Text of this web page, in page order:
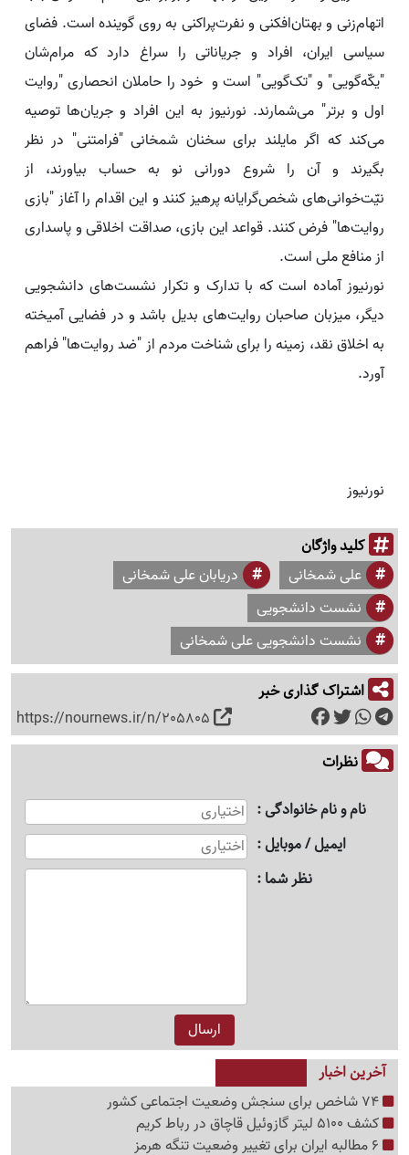
اتهام‌زنی و بهتان‌افکنی و نفرت‌پراکنی به روی گوینده است. فضای
سیاسی ایران، افراد و جریاناتی را سراغ دارد که مرام‌شان
"یکّه‌گویی" و "تک‌گویی" است و خود را حاملان انحصاری "روایت
اول و برتر" می‌شمارند. نورنیوز به این افراد و جریان‌ها توصیه
می‌کند که اگر مایلند برای سخنان شمخانی "فرامتنی" در نظر
بگیرند و آن را شروع دورانی نو به حساب بیاورند، از
نیّت‌‌خوانی‌های شخص‌گرایانه پرهیز کنند و این اقدام را آغاز "بازی
روایت‌ها" فرض کنند. قواعد این بازی، صداقت اخلاقی و پاسداری
از منافع ملی است.
نورنیوز آماده است که با تدارک و تکرار نشست‌های دانشجویی
دیگر، میزبان صاحبان روایت‌های بدیل باشد و در فضایی آمیخته
به اخلاق نقد، زمینه را برای شناخت مردم از "ضد روایت‌ها" فراهم
آورد.
نورنیوز
کلید واژگان
علی شمخانی
دریابان علی شمخانی
نشست دانشجویی
نشست دانشجویی علی شمخانی
اشتراک گذاری خبر
https://nournews.ir/n/205805
نظرات
نام و نام خانوادگی
ایمیل / موبایل
نظر شما
آخرین اخبار
کشف 5100 لیتر گازوئیل قاچاق در رباط کریم